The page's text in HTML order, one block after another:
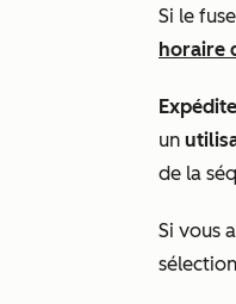
Si le
horaire
un
de la
Si vous